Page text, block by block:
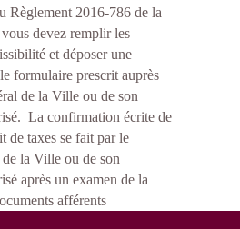
Règlement 2016-786 de la
devez remplir les
et déposer une
formulaire prescrit auprès
de la Ville ou de son
La confirmation écrite de
de taxes se fait par le
la Ville ou de son
après un examen de la
afférents